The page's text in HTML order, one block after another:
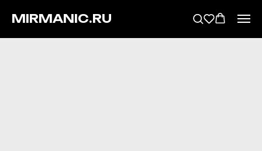
MIRMANIC.RU